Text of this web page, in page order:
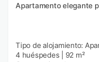
Apartamento elegante
Tipo de alojamiento:
4 huéspedes
92 m²